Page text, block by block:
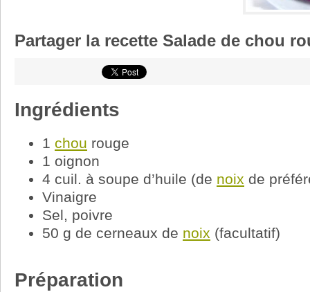
Partager la recette Salade de chou
Ingrédients
1 chou rouge
1 oignon
4 cuil. à soupe d’huile (de noix de
Vinaigre
Sel, poivre
50 g de cerneaux de noix (facultatif)
Préparation